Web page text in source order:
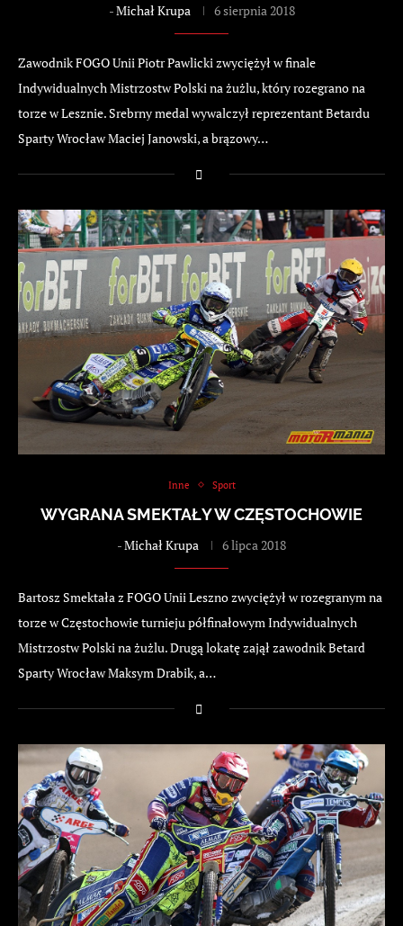
-Michał Krupa 6 sierpnia 2018
Zawodnik FOGO Unii Piotr Pawlicki zwyciężył w finale
Indywidualnych Mistrzostw Polski na żużlu, który rozegrano na
torze w Lesznie. Srebrny medal wywalczył reprezentant Betardu
Sparty Wrocław Maciej Janowski, a brązowy…
Inne Sport
WYGRANA SMEKTAŁY W CZĘSTOCHOWIE
-Michał Krupa 6 lipca 2018
Bartosz Smektała z FOGO Unii Leszno zwyciężył w rozegranym na
torze w Częstochowie turnieju półfinałowym Indywidualnych
Mistrzostw Polski na żużlu. Drugą lokatę zajął zawodnik Betard
Sparty Wrocław Maksym Drabik, a…